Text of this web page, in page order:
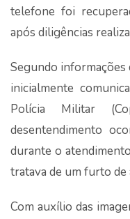
telefone foi
após diligências
Segundo
inicialmente
Polícia Militar
desentendimento
durante o
tratava de um furto
Com auxílio das